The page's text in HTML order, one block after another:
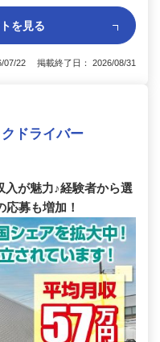
を見る
07/22 掲載終了日： 2026/08/31
ドライバー
が魅力♪経験者から選
募も増加！